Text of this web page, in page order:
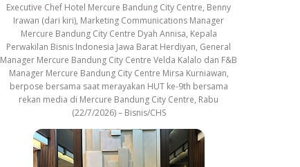
Executive Chef Hotel Mercure Bandung City Centre, Benny
Irawan (dari kiri), Marketing Communications Manager
Mercure Bandung City Centre Dyah Annisa, Kepala
Perwakilan Bisnis Indonesia Jawa Barat Herdiyan, General
Manager Mercure Bandung City Centre Velda Kalalo dan F&B
Manager Mercure Bandung City Centre Mirsa Kurniawan,
berpose bersama saat merayakan HUT ke-9th bersama
rekan media di Mercure Bandung City Centre, Rabu
(22/7/2026) – Bisnis/CHS